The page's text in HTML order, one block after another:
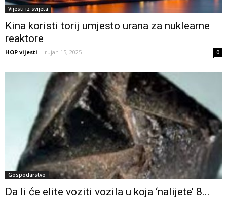
Vijesti iz svijeta
Kina koristi torij umjesto urana za nuklearne
reaktore
HOP vijesti - rujan 15, 2025 0
Gospodarstvo
Da li će elite voziti vozila u koja ‘nalijete’ 8...